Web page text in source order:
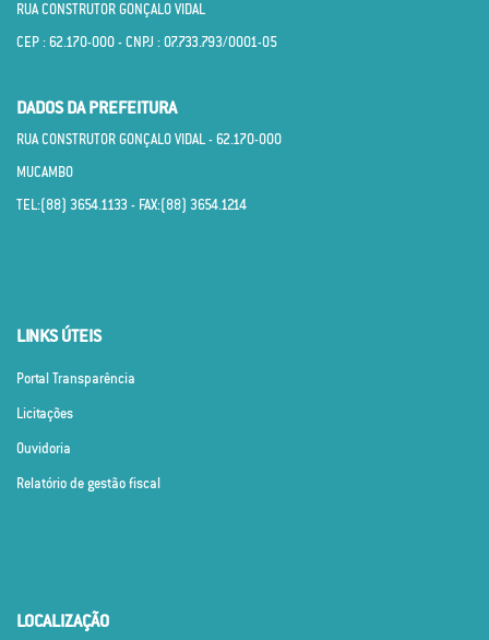
RUA CONSTRUTOR GONÇALO VIDAL
CEP : 62.170­-000 - CNPJ : 07.733.793/0001­-05
DADOS DA PREFEITURA
RUA CONSTRUTOR GONÇALO VIDAL - 62.170­-000
MUCAMBO
TEL:(88) 3654.1133 - FAX:(88) 3654.1214
LINKS ÚTEIS
Portal Transparência
Licitações
Ouvidoria
Relatório de gestão fiscal
LOCALIZAÇÃO